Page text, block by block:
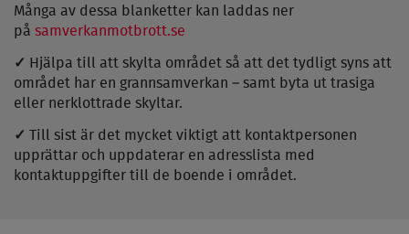
Många av dessa blanketter kan laddas ner
på samverkanmotbrott.se
✓ Hjälpa till att skylta området så att det tydligt syns att
området har en grannsamverkan – samt byta ut trasiga
eller nerklottrade skyltar.
✓ Till sist är det mycket viktigt att kontaktpersonen
upprättar och uppdaterar en adresslista med
kontaktuppgifter till de boende i området.